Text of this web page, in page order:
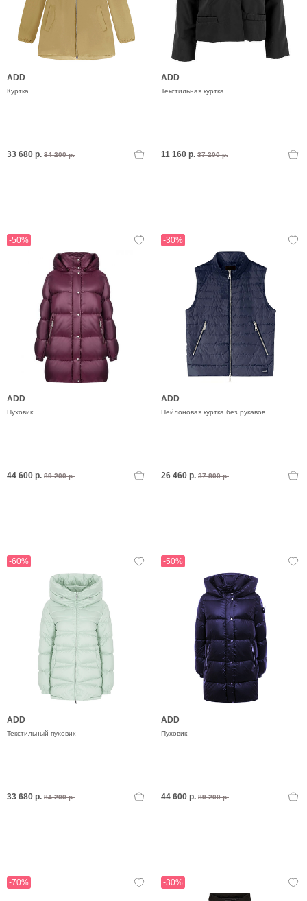
ADD
Куртка
33 680 р. 84 200 р.
ADD
Текстильная куртка
11 160 р. 37 200 р.
-50%
ADD
Пуховик
44 600 р. 89 200 р.
-30%
ADD
Нейлоновая куртка без рукавов
26 460 р. 37 800 р.
-60%
ADD
Текстильный пуховик
33 680 р. 84 200 р.
-50%
ADD
Пуховик
44 600 р. 89 200 р.
-70% -30%